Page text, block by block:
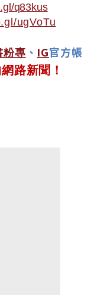
q83kus
ugVoTu
粉專 、 IG官方帳
路新聞！